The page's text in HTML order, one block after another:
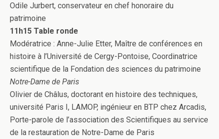
Odile Jurbert, conservateur en chef honoraire du
patrimoine
11h15 Table ronde
Modératrice : Anne-Julie Etter, Maître de conférences en
histoire à l’Université de Cergy-Pontoise, Coordinatrice
scientifique de la Fondation des sciences du patrimoine
Notre-Dame de Paris
Olivier de Châlus, doctorant en histoire des techniques,
université Paris I, LAMOP, ingénieur en BTP chez Arcadis,
Porte-parole de l’association des Scientifiques au service
de la restauration de Notre-Dame de Paris